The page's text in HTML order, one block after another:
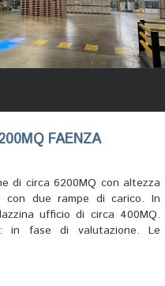
FAENZA
di circa 6200MQ con altezza
con due rampe di carico. In
ufficio di circa 400MQ.
in fase di valutazione. Le